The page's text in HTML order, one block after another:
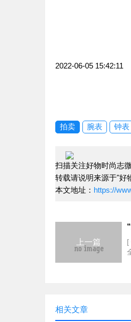
2022-06-05 15:42:11
拍卖 腕表 钟表
扫描关注好物时尚志
转载请说明来源于"好
本文地址： https://
上一篇
[
相关文章